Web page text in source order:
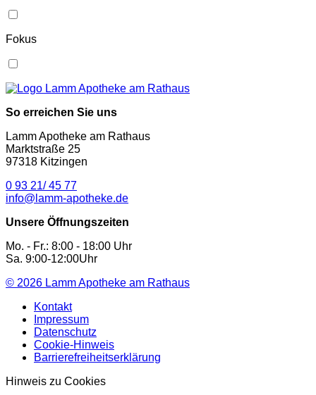
Fokus
So erreichen Sie uns
Lamm Apotheke am Rathaus
Marktstraße 25
97318 Kitzingen
0 93 21/ 45 77
info@lamm-apotheke.de
Unsere Öffnungszeiten
Mo. - Fr.: 8:00 - 18:00 Uhr
Sa. 9:00-12:00Uhr
© 2026 Lamm Apotheke am Rathaus
Kontakt
Impressum
Datenschutz
Cookie-Hinweis
Barrierefreiheitserklärung
Hinweis zu Cookies